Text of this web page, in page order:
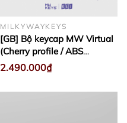
MILKYWAYKEYS
[GB] Bộ keycap MW Virtual
(Cherry profile / ABS
Double-shot)
2.490.000₫